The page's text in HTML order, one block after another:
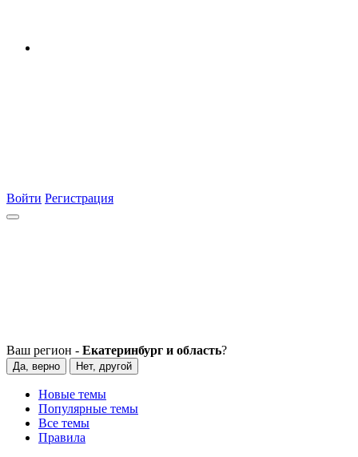
Войти Регистрация
Ваш регион - Екатеринбург и область?
Да, верно Нет, другой
Новые темы
Популярные темы
Все темы
Правила